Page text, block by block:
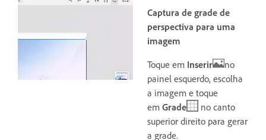
Captura de grade de
perspectiva para uma
imagem
Toque em Inserir
no
painel esquerdo, escolha
a imagem e toque
em Grade
no canto
superior direito para gerar
a grade.